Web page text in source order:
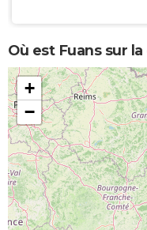
Où est Fuans sur
+
−